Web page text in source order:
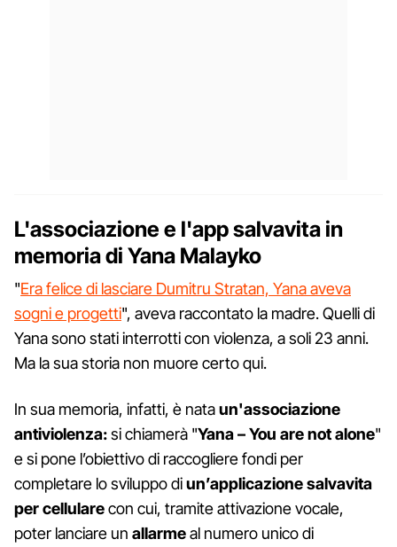
L'associazione e l'app salvavita in
memoria di Yana Malayko
"Era felice di lasciare Dumitru Stratan, Yana aveva
sogni e progetti", aveva raccontato la madre. Quelli di
Yana sono stati interrotti con violenza, a soli 23 anni.
Ma la sua storia non muore certo qui.
In sua memoria, infatti, è nataun'associazione
antiviolenza:si chiamerà "Yana – You are not alone"
e si pone l’obiettivo di raccogliere fondi per
completare lo sviluppo diun’applicazione salvavita
per cellularecon cui, tramite attivazione vocale,
poter lanciare un allarmeal numero unico di